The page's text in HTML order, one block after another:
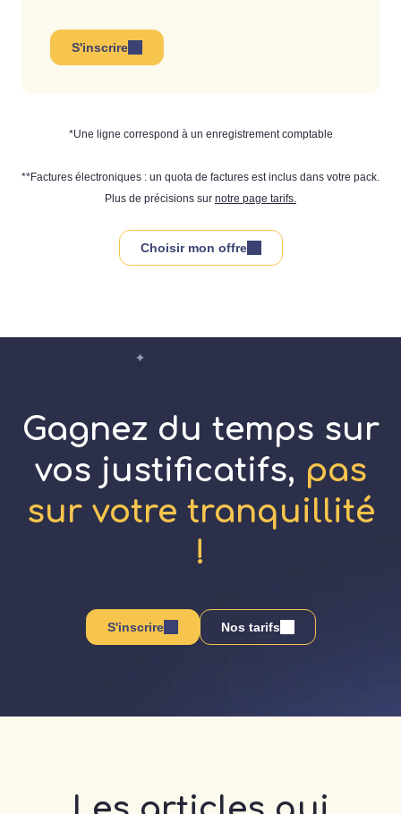
S'inscrire
*Une ligne correspond à un enregistrement comptable
**Factures électroniques : un quota de factures est inclus dans votre pack.
Plus de précisions sur notre page tarifs.
Choisir mon offre
Gagnez du temps sur
vos justificatifs, pas
sur votre tranquillité
!
S'inscrire Nos tarifs